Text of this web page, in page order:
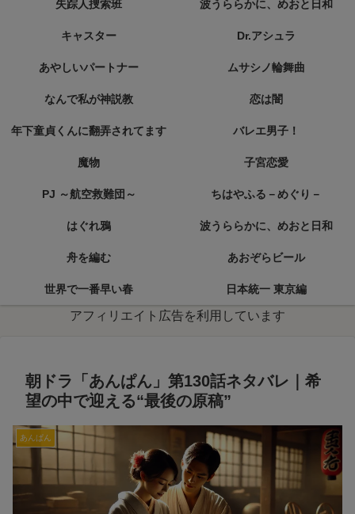
失踪人捜索班 波うららかに、めおと日和
キャスター Dr.アシュラ
あやしいパートナー ムサシノ輪舞曲
なんで私が神説教 恋は闇
年下童貞くんに翻弄されてます バレエ男子！
魔物 子宮恋愛
PJ ～航空救難団～ ちはやふる－めぐり－
はぐれ鴉 波うららかに、めおと日和
舟を編む あおぞらビール
世界で一番早い春 日本統一 東京編
アフィリエイト広告を利用しています
朝ドラ「あんぱん」第130話ネタバレ｜希
望の中で迎える“最後の原稿”
あんぱん